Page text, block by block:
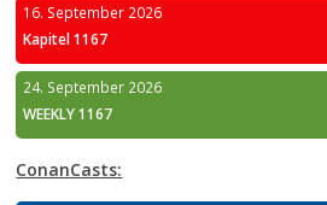
16. September 2026
Kapitel 1167
24. September 2026
WEEKLY 1167
ConanCasts: